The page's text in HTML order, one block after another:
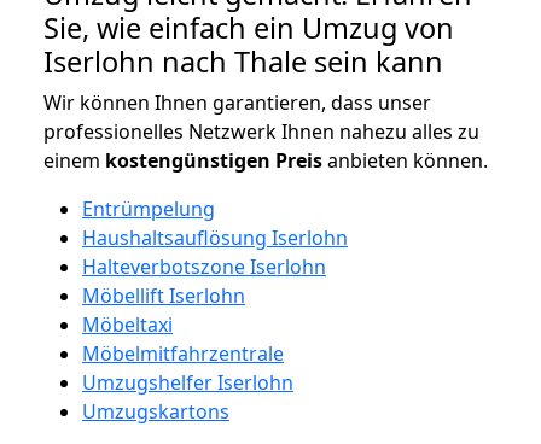
Sie, wie einfach ein Umzug von
Iserlohn nach Thale sein kann
Wir können Ihnen garantieren, dass unser
professionelles Netzwerk Ihnen nahezu alles zu
einem kostengünstigen Preisanbieten können.
Entrümpelung
Haushaltsauflösung Iserlohn
Halteverbotszone Iserlohn
Möbellift Iserlohn
Möbeltaxi
Möbelmitfahrzentrale
Umzugshelfer Iserlohn
Umzugskartons